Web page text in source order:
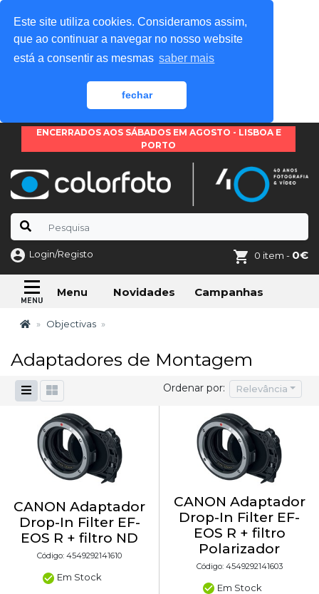
Este site utiliza cookies. Consideramos assim,
que ao continuar a navegar no nosso website
está a consentir as mesmas saber mais
fechar
ENCERRADOS AOS SÁBADOS EM AGOSTO - LISBOA E
PORTO
Login/Registo 0 item - 0€
Menu Novidades Campanhas
Objectivas
Adaptadores de Montagem
Ordenar por: Relevância
CANON Adaptador
Drop-In Filter EF-
EOS R + filtro ND
Código: 4549292141610
Em Stock
CANON Adaptador
Drop-In Filter EF-
EOS R + filtro
Polarizador
Código: 4549292141603
Em Stock